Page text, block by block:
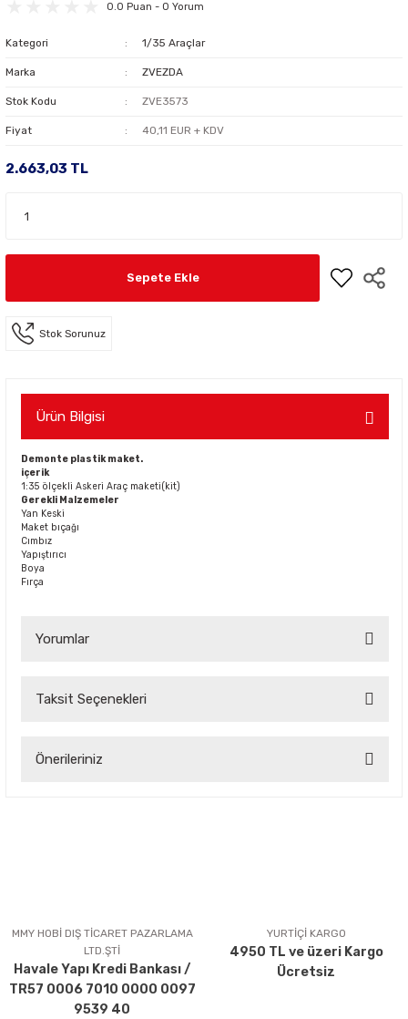
0.0 Puan - 0 Yorum
Kategori 1/35 Araçlar
Marka ZVEZDA
Stok Kodu ZVE3573
Fiyat 40,11 EUR + KDV
2.663,03 TL
Sepete Ekle
Stok Sorunuz
Ürün Bilgisi
Demonte plastik maket.
içerik
1:35 ölçekli Askeri Araç maketi(kit)
Gerekli Malzemeler
Yan Keski
Maket bıçağı
Cımbız
Yapıştırıcı
Boya
Fırça
Yorumlar
Taksit Seçenekleri
Önerileriniz
Ürün açıklamasında eksik bilgiler bulunuyor.
Ürün bilgilerinde hatalar bulunuyor.
Ürün fiyatı diğer sitelerden daha pahalı.
Bu ürüne benzer farklı alternatifler olmalı.
MMY HOBİ DIŞ TİCARET PAZARLAMA
LTD.ŞTİ
Havale Yapı Kredi Bankası /
TR57 0006 7010 0000 0097
9539 40
YURTİÇİ KARGO
4950 TL ve üzeri Kargo
Ücretsiz